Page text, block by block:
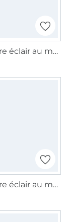
Fermeture éclair au mètre, gris
Fermeture éclair au mètre, jaune